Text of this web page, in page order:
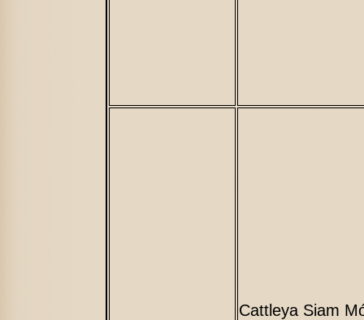
Cattleya Siam